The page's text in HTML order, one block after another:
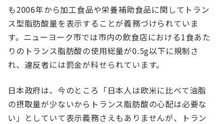
も2006年から加工食品や栄養補助食品に関してトラン
ス型脂肪酸量を表示することが義務づけられていま
す。ニューヨーク市では市内の飲食店における1食あた
りのトランス脂肪酸の使用総量が0.5g以下に規制さ
れ、違反者には罰金が科せられています。
日本政府は、今のところ「日本人は欧米に比べて油脂
の摂取量が少ないからトランス脂肪酸の心配は必要な
い」としていて表示義務さえもありませんが、トラン